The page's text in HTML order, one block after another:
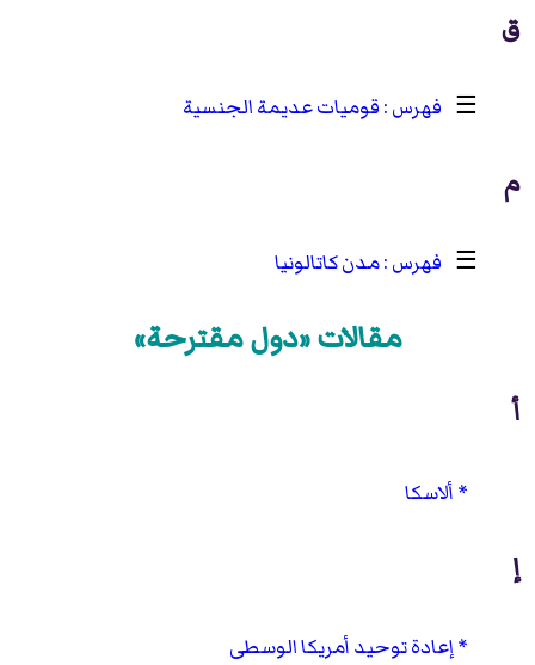
ق
☰ قوميات عديمة الجنسية
م
☰ مدن كاتالونيا
مقالات «دول مقترحة»
أ
ألاسكا
إ
إعادة توحيد أمريكا الوسطى